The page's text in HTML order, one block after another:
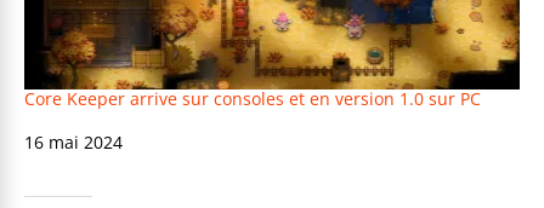
Core Keeper arrive sur consoles et en version 1.0 sur PC
Date
16 mai 2024